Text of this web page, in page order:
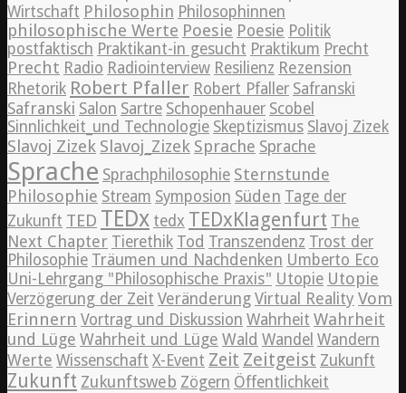
Wirtschaft Philosophin Philosophinnen
philosophische Werte Poesie Poesie Politik
postfaktisch Praktikant-in gesucht Praktikum Precht
Precht Radio Radiointerview Resilienz Rezension
Rhetorik Robert Pfaller Robert Pfaller Safranski
Safranski Salon Sartre Schopenhauer Scobel
Sinnlichkeit_und Technologie Skeptizismus Slavoj Zizek
Slavoj Zizek Slavoj_Zizek Sprache Sprache
Sprache Sprachphilosophie Sternstunde
Philosophie Stream Symposion Süden Tage der
Zukunft TED TEDx tedx TEDxKlagenfurt The
Next Chapter Tierethik Tod Transzendenz Trost der
Philosophie Träumen und Nachdenken Umberto Eco
Uni-Lehrgang "Philosophische Praxis" Utopie Utopie
Verzögerung der Zeit Veränderung Virtual Reality Vom
Erinnern Vortrag und Diskussion Wahrheit Wahrheit
und Lüge Wahrheit und Lüge Wald Wandel Wandern
Werte Wissenschaft X-Event Zeit Zeitgeist Zukunft
Zukunft Zukunftsweb Zögern Öffentlichkeit